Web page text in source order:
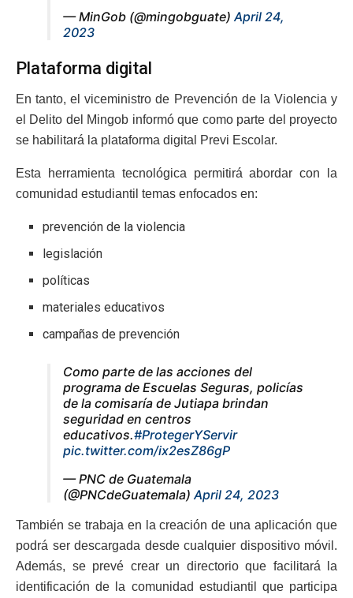
— MinGob (@mingobguate) April 24,
2023
Plataforma digital
En tanto, el viceministro de Prevención de la Violencia y
el Delito del Mingob informó que como parte del proyecto
se habilitará la plataforma digital Previ Escolar.
Esta herramienta tecnológica permitirá abordar con la
comunidad estudiantil temas enfocados en:
prevención de la violencia
legislación
políticas
materiales educativos
campañas de prevención
Como parte de las acciones del
programa de Escuelas Seguras, policías
de la comisaría de Jutiapa brindan
seguridad en centros
educativos.#ProtegerYServir
pic.twitter.com/ix2esZ86gP
— PNC de Guatemala
(@PNCdeGuatemala)April 24, 2023
También se trabaja en la creación de una aplicación que
podrá ser descargada desde cualquier dispositivo móvil.
Además, se prevé crear un directorio que facilitará la
identificación de la comunidad estudiantil que participa